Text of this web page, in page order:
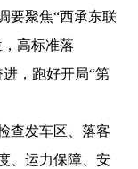
要聚焦“西承东联
高标准落
，跑好开局“第
发车区、落客
、运力保障、安